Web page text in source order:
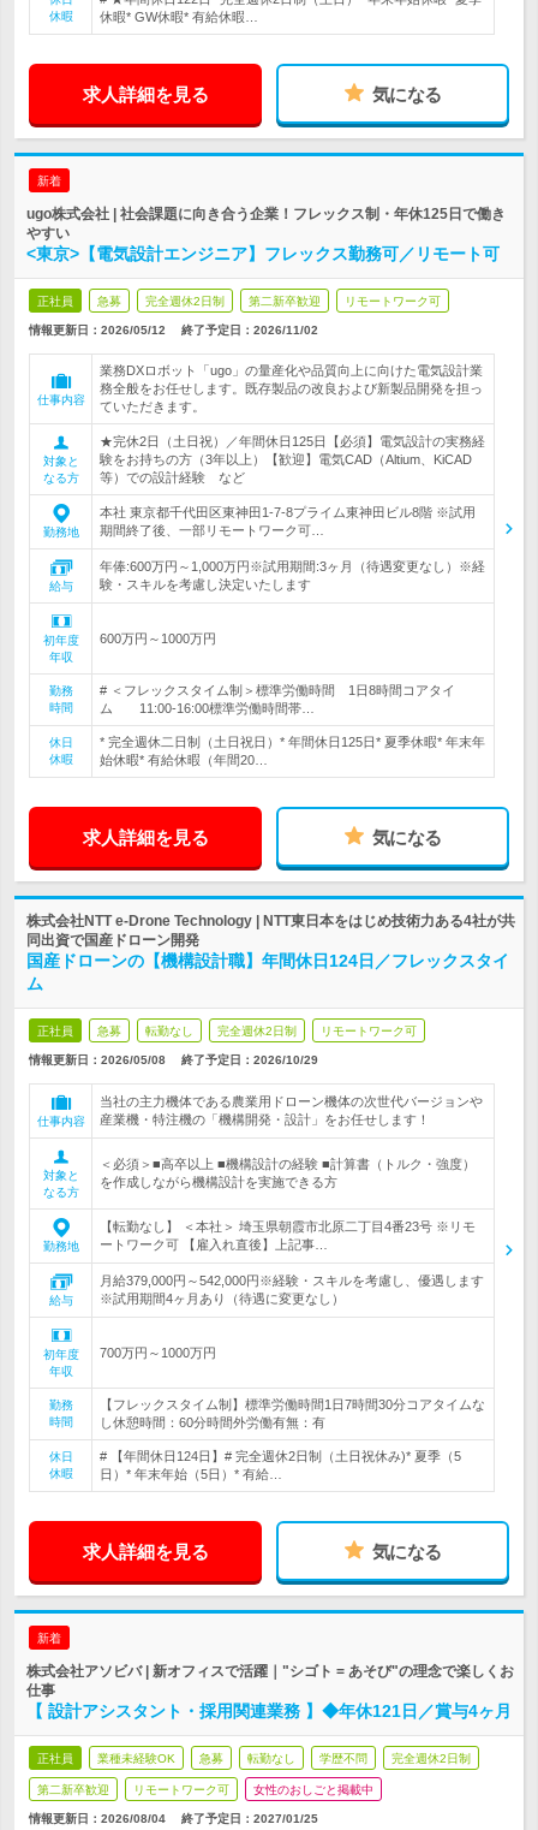
休暇
休暇* GW休暇* 有給休暇…
求人詳細を見る 気になる
新着
ugo株式会社 | 社会課題に向き合う企業！フレックス制・年休125日で働き
やすい
<東京>【電気設計エンジニア】フレックス勤務可／リモート可
正社員 急募 完全週休2日制 第二新卒歓迎 リモートワーク可
情報更新日：2026/05/12 終了予定日： 2026/11/02
仕事内容
業務DXロボット「ugo」の量産化や品質向上に向けた電気設計業
務全般をお任せします。既存製品の改良および新製品開発を担っ
ていただきます。
対象と
なる方
★完休2日（土日祝）／年間休日125日【必須】電気設計の実務経
験をお持ちの方（3年以上）【歓迎】電気CAD（Altium、KiCAD
等）での設計経験 など
勤務地
本社 東京都千代田区東神田1-7-8プライム東神田ビル8階 ※試用
期間終了後、一部リモートワーク可…
給与
年俸:600万円～1,000万円※試用期間:3ヶ月（待遇変更なし）※経
験・スキルを考慮し決定いたします
初年度
年収
600万円～1000万円
勤務
時間
# ＜フレックスタイム制＞標準労働時間 1日8時間コアタイ
ム 11:00-16:00標準労働時間帯…
休日
休暇
* 完全週休二日制（土日祝日）* 年間休日125日* 夏季休暇* 年末年
始休暇* 有給休暇（年間20…
求人詳細を見る 気になる
株式会社NTT e-Drone Technology | NTT東日本をはじめ技術力ある4社が共
同出資で国産ドローン開発
国産ドローンの【機構設計職】年間休日124日／フレックスタイ
ム
正社員 急募 転勤なし 完全週休2日制 リモートワーク可
情報更新日：2026/05/08 終了予定日： 2026/10/29
仕事内容
当社の主力機体である農業用ドローン機体の次世代バージョンや
産業機・特注機の「機構開発・設計」をお任せします！
対象と
なる方
＜必須＞■高卒以上 ■機構設計の経験 ■計算書（トルク・強度）
を作成しながら機構設計を実施できる方
勤務地
【転勤なし】 ＜本社＞ 埼玉県朝霞市北原二丁目4番23号 ※リモ
ートワーク可 【雇入れ直後】上記事…
給与
月給379,000円～542,000円※経験・スキルを考慮し、優遇します
※試用期間4ヶ月あり（待遇に変更なし）
初年度
年収
700万円～1000万円
勤務
時間
【フレックスタイム制】標準労働時間1日7時間30分コアタイムな
し休憩時間：60分時間外労働有無：有
休日
休暇
# 【年間休日124日】# 完全週休2日制（土日祝休み)* 夏季（5
日）* 年末年始（5日）* 有給…
求人詳細を見る 気になる
新着
株式会社アソビバ | 新オフィスで活躍｜"シゴト = あそび"の理念で楽しくお
仕事
【 設計アシスタント・採用関連業務 】◆年休121日／賞与4ヶ月
正社員 業種未経験OK 急募 転勤なし 学歴不問 完全週休2日制
第二新卒歓迎 リモートワーク可 女性のおしごと掲載中
情報更新日：2026/08/04 終了予定日： 2027/01/25